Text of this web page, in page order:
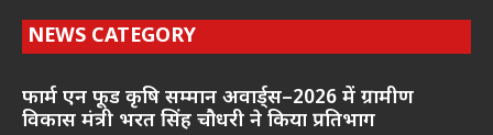
NEWS CATEGORY
फार्म एन फूड कृषि सम्मान अवार्ड्स–2026 में ग्रामीण
विकास मंत्री भरत सिंह चौधरी ने किया प्रतिभाग